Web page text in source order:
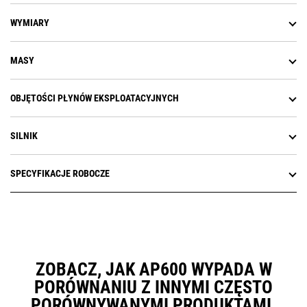
WYMIARY
MASY
OBJĘTOŚCI PŁYNÓW EKSPLOATACYJNYCH
SILNIK
SPECYFIKACJE ROBOCZE
ZOBACZ, JAK AP600 WYPADA W
PORÓWNANIU Z INNYMI CZĘSTO